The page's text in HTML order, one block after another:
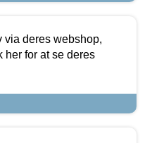
via deres webshop,
her for at se deres